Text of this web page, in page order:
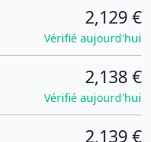
2,129 €
Vérifié aujourd'hui
2,138 €
Vérifié aujourd'hui
2,139 €